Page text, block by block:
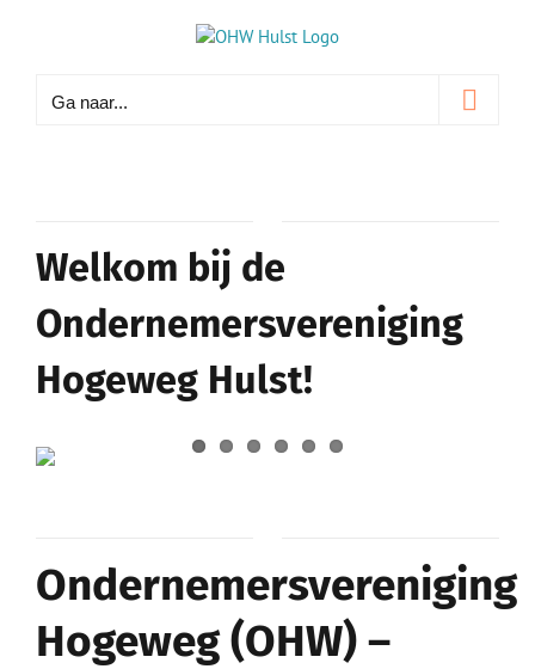
Ga naar...
Welkom bij de
Ondernemersvereniging
Hogeweg Hulst!
Ondernemersvereniging
Hogeweg (OHW) –